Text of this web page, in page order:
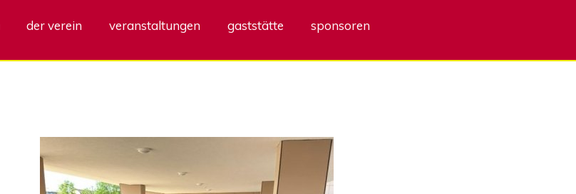
der verein veranstaltungen gaststätte
sponsoren